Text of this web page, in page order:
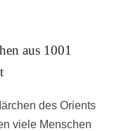
aus 1001
des Orients
viele Menschen